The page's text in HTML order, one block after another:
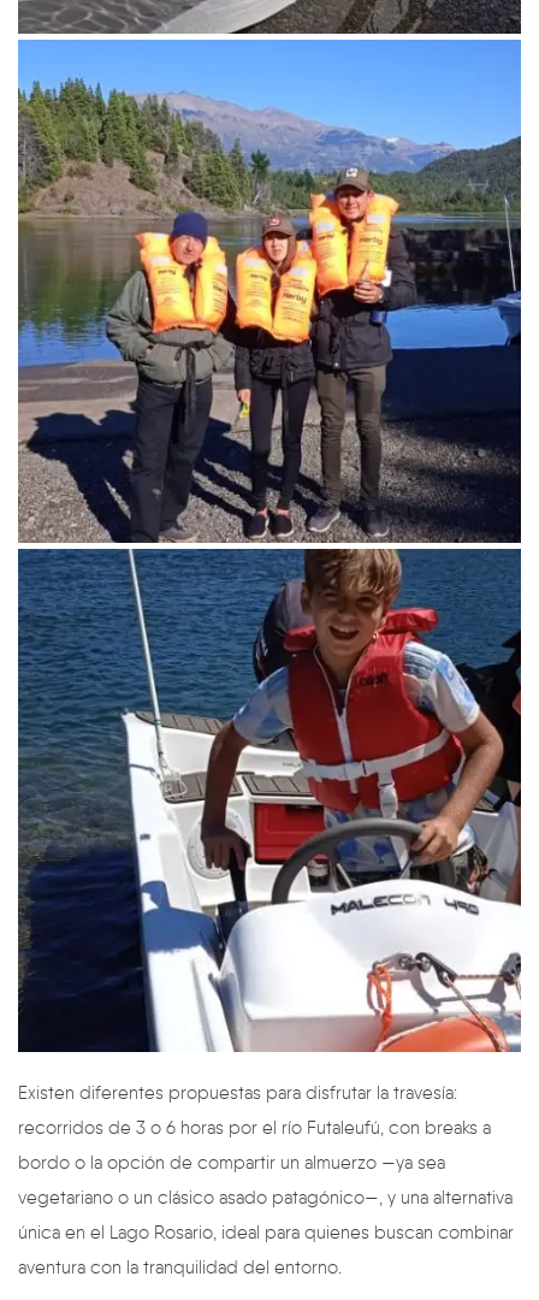
Existen diferentes propuestas para disfrutar la travesía:
recorridos de 3 o 6 horas por el río Futaleufú, con breaks a
bordo o la opción de compartir un almuerzo —ya sea
vegetariano o un clásico asado patagónico—, y una alternativa
única en el Lago Rosario, ideal para quienes buscan combinar
aventura con la tranquilidad del entorno.